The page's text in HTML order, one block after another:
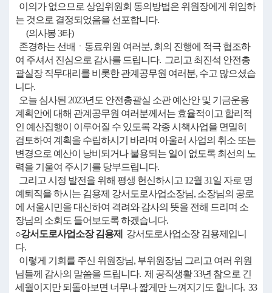
이의가 없으므로 상임위원회 동의방법은 위원장에게 위임하
는 것으로 결정되었음을 선포합니다.
(의사봉 3타)
존경하는 선배ㆍ동료위원 여러분, 회의 진행에 적극 협조하
여 주셔서 진심으로 감사를 드립니다. 그리고 최진석 안전총
괄실장 직무대리를 비롯한 관계공무원 여러분, 수고 많으셨습
니다.
오늘 심사된 2023년도 안전총괄실 소관 예산안 및 기금운용
계획안에 대해 관계공무원 여러분께서는 효율적이고 합리적
인 예산집행이 이루어질 수 있도록 각종 시책사업을 면밀히
검토하여 계획을 수립하시기 바라며 아울러 사업의 취소 또는
변경으로 예산이 낭비되거나 불용되는 일이 없도록 최선의 노
력을 기울여 주시기를 당부드립니다.
그리고 시정 발전을 위해 평생 헌신하시고 12월 31일 자로 명
예퇴직을 하시는 김용제 강서도로사업소장님, 소장님의 공로
에 서울시민을 대신하여 격려와 감사의 뜻을 전해 드리며 소
장님의 소회도 들어보도록 하겠습니다.
○강서도로사업소장 김용제
강서도로사업소장 김용제입니
다.
이렇게 기회를 주신 위원장님, 부위원장님 그리고 여러 위원
님들께 감사의 말씀을 드립니다. 제 공직생활 33년 참으로 긴
세월이지만 되돌아보면 너무나 짧게만 느껴지기도 합니다. 33